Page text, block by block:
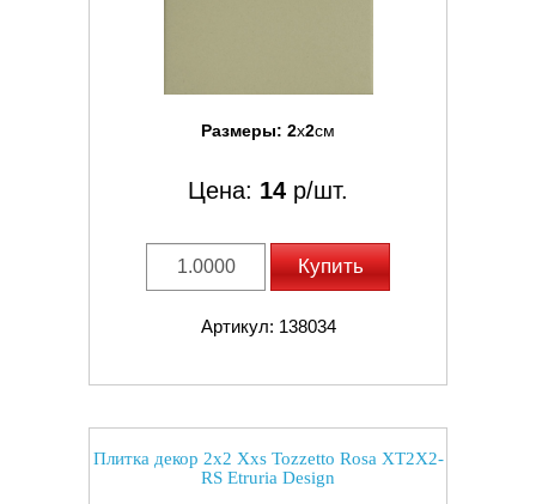
Размеры: 2x2см
Цена: 14 р/шт.
Купить
Артикул: 138034
Плитка декор 2x2 Xxs Tozzetto Rosa XT2X2-
RS Etruria Design